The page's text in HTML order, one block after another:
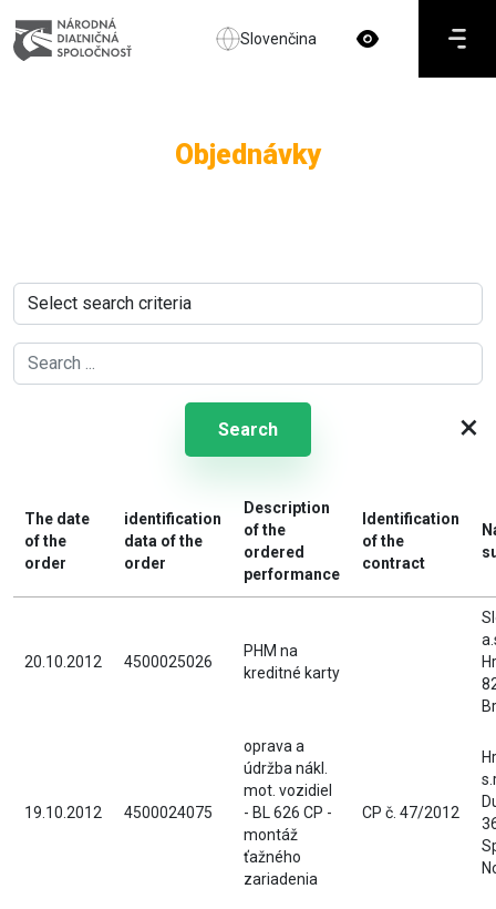
Slovenčina
Objednávky
Search ×
The date
of the
order
identification
data of the
order
Description
of the
ordered
performance
Identification
of the
contract
20.10.2012 4500025026
PHM na
kreditné karty
19.10.2012 4500024075
oprava a
údržba nákl.
mot. vozidiel
- BL 626 CP -
montáž
ťažného
zariadenia
CP č. 47/2012